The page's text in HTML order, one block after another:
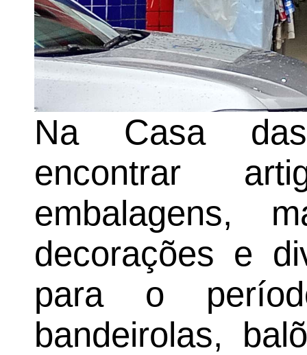
Na Casa
encontrar
embalagens,
decorações e
para o
bandeirolas,